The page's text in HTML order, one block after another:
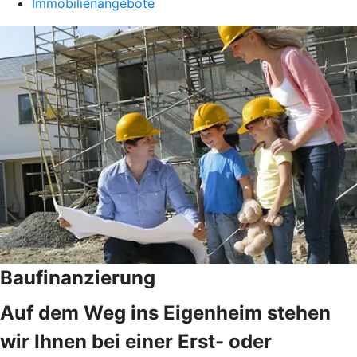
Immobilienangebote
Baufinanzierung
Auf dem Weg ins Eigenheim stehen
wir Ihnen bei einer Erst- oder